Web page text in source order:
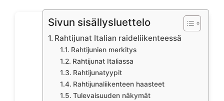
Sivun sisällysluettelo
Rahtijunat Italian raideliikenteessä
Rahtijunien merkitys
Rahtijunat Italiassa
Rahtijunatyypit
Rahtijunaliikenteen haasteet
Tulevaisuuden näkymät